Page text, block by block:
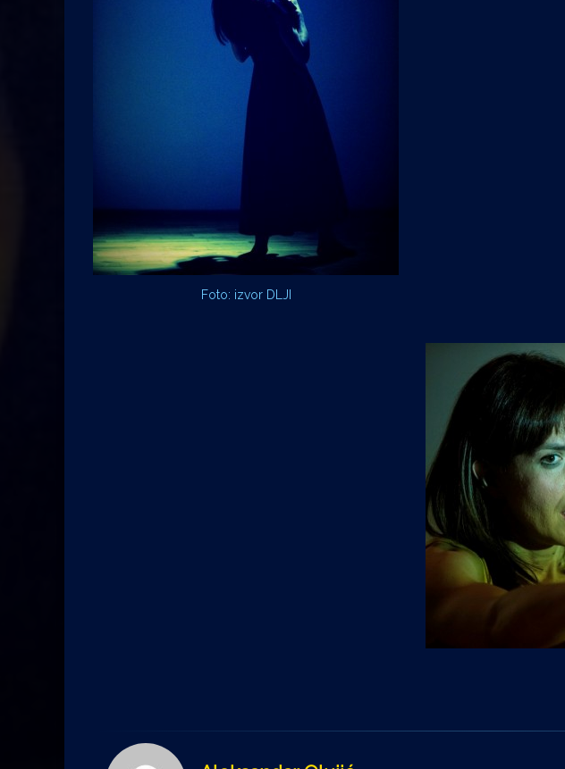
Foto: izvor DLJI